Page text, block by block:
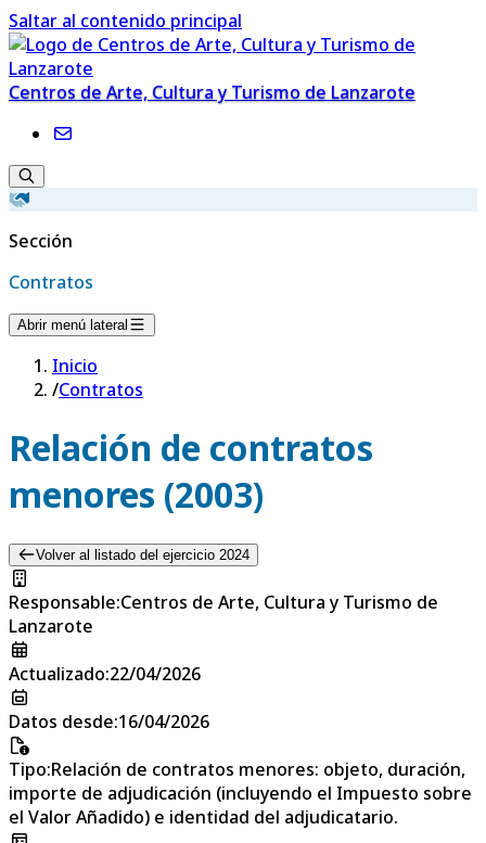
Saltar al contenido principal
Centros de Arte, Cultura y Turismo de Lanzarote
Sección
Contratos
Abrir menú lateral
Inicio
/Contratos
Relación de contratos
menores (2003)
Volver al listado del ejercicio 2024
Responsable:Centros de Arte, Cultura y Turismo de
Lanzarote
Actualizado:22/04/2026
Datos desde:16/04/2026
Tipo:Relación de contratos menores: objeto, duración,
importe de adjudicación (incluyendo el Impuesto sobre
el Valor Añadido) e identidad del adjudicatario.